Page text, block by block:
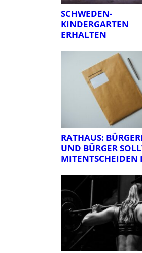
SCHWEDEN-
KINDERGARTEN
ERHALTEN
RATHAUS:
UND BÜRGER
MITENTSCHEIDEN